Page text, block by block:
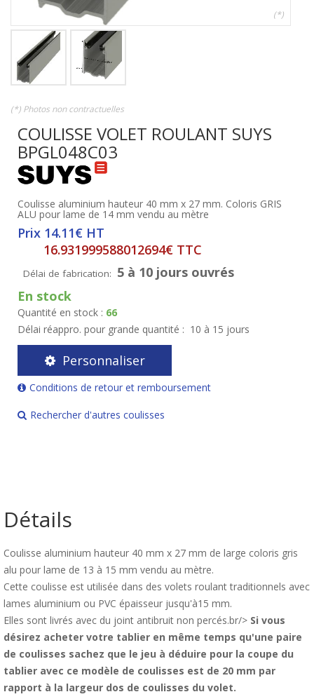
(*)
(*) Photos non contractuelles
COULISSE VOLET ROULANT SUYS
BPGL048C03
Coulisse aluminium hauteur 40 mm x 27 mm. Coloris GRIS
ALU pour lame de 14 mm vendu au mètre
Prix 14.11€ HT
16.931999588012694€ TTC
Délai de fabrication: 5 à 10 jours ouvrés
En stock
Quantité en stock : 66
Délai réappro. pour grande quantité : 10 à 15 jours
Personnaliser
Conditions de retour et remboursement
Rechercher d'autres coulisses
Détails
Coulisse aluminium hauteur 40 mm x 27 mm de large coloris gris
alu pour lame de 13 à 15 mm vendu au mètre.
Cette coulisse est utilisée dans des volets roulant traditionnels avec
lames aluminium ou PVC épaisseur jusqu'à15 mm.
Elles sont livrés avec du joint antibruit non percés.br/> Si vous
désirez acheter votre tablier en même temps qu'une paire
de coulisses sachez que le jeu à déduire pour la coupe du
tablier avec ce modèle de coulisses est de 20 mm par
rapport à la largeur dos de coulisses du volet.